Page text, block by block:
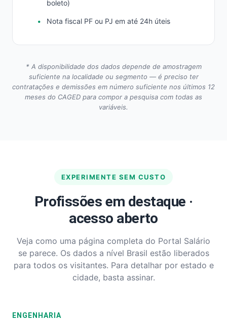
boleto)
Nota fiscal PF ou PJ em até 24h úteis
* A disponibilidade dos dados depende de amostragem
suficiente na localidade ou segmento — é preciso ter
contratações e demissões em número suficiente nos últimos 12
meses do CAGED para compor a pesquisa com todas as
variáveis.
EXPERIMENTE SEM CUSTO
Profissões em destaque ·
acesso aberto
Veja como uma página completa do Portal Salário
se parece. Os dados a nível Brasil estão liberados
para todos os visitantes. Para detalhar por estado e
cidade, basta assinar.
ENGENHARIA